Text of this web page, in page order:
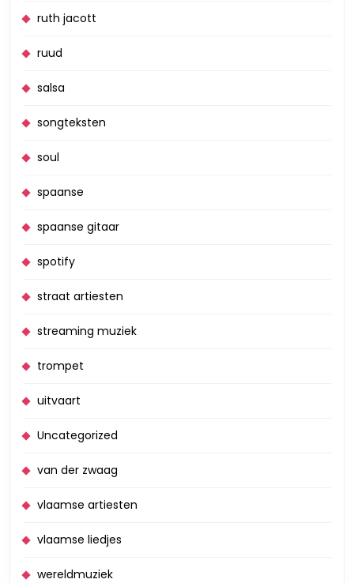
ruth jacott
ruud
salsa
songteksten
soul
spaanse
spaanse gitaar
spotify
straat artiesten
streaming muziek
trompet
uitvaart
Uncategorized
van der zwaag
vlaamse artiesten
vlaamse liedjes
wereldmuziek